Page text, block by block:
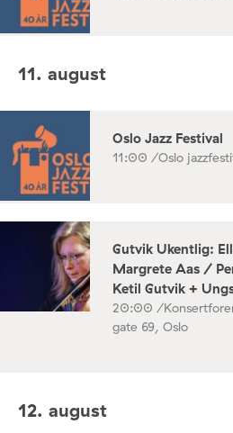
11. august
Oslo Jazz Festival
11:00 /Oslo
Gutvik Ukentlig:
Margrete Aas /
Ketil Gutvik +
20:00 /
gate 69, Oslo
12. august